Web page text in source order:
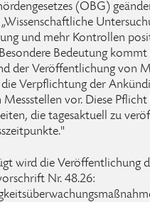
(OBG)
und mehr Kontrollen
Bedeutung
der Veröffentlichung von
die Verpflichtung der
vor. Diese
die tagesaktuell zu
wird die Veröffentlichung
Nr. 48.26: